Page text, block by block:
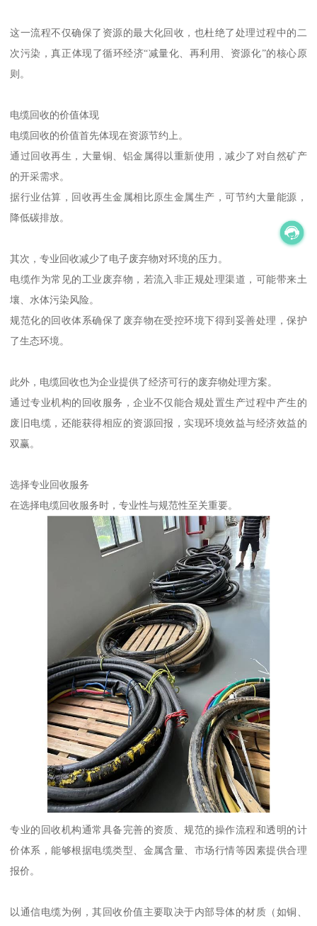
这一流程不仅确保了资源的最大化回收，也杜绝了处理过程中的二
次污染，真正体现了循环经济“减量化、再利用、资源化”的核心原
则。
电缆回收的价值体现
电缆回收的价值首先体现在资源节约上。
通过回收再生，大量铜、铝金属得以重新使用，减少了对自然矿产
的开采需求。
据行业估算，回收再生金属相比原生金属生产，可节约大量能源，
降低碳排放。
其次，专业回收减少了电子废弃物对环境的压力。
电缆作为常见的工业废弃物，若流入非正规处理渠道，可能带来土
壤、水体污染风险。
规范化的回收体系确保了废弃物在受控环境下得到妥善处理，保护
了生态环境。
此外，电缆回收也为企业提供了经济可行的废弃物处理方案。
通过专业机构的回收服务，企业不仅能合规处置生产过程中产生的
废旧电缆，还能获得相应的资源回报，实现环境效益与经济效益的
双赢。
选择专业回收服务
在选择电缆回收服务时，专业性与规范性至关重要。
专业的回收机构通常具备完善的资质、规范的操作流程和透明的计
价体系，能够根据电缆类型、金属含量、市场行情等因素提供合理
报价。
以通信电缆为例，其回收价值主要取决于内部导体的材质（如铜、